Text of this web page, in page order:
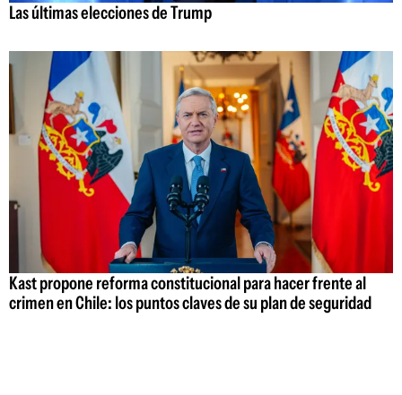
Las últimas elecciones de Trump
Kast propone reforma constitucional para hacer frente al
crimen en Chile: los puntos claves de su plan de seguridad